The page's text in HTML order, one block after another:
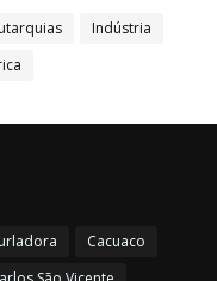
Indústria
Cacuaco